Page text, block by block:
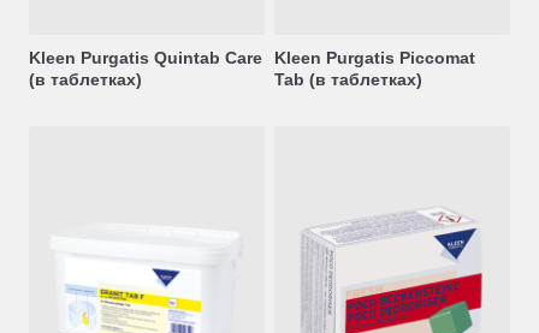
Kleen Purgatis Quintab Care
(в таблетках)
Kleen Purgatis Piccomat
Tab (в таблетках)